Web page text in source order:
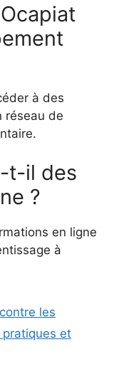
à des
réseau de
t-il des
?
en ligne
à
les
pratiques et